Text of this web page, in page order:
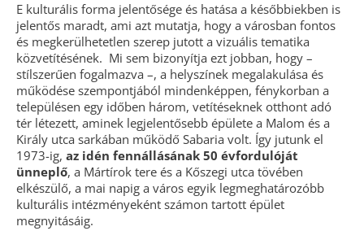
E kulturális forma jelentősége és hatása a későbbiekben is
jelentős maradt, ami azt mutatja, hogy a városban fontos
és megkerülhetetlen szerep jutott a vizuális tematika
közvetítésének. Mi sem bizonyítja ezt jobban, hogy –
stílszerűen fogalmazva –, a helyszínek megalakulása és
működése szempontjából mindenképpen, fénykorban a
településen egy időben három, vetítéseknek otthont adó
tér létezett, aminek legjelentősebb épülete a Malom és a
Király utca sarkában működő Sabaria volt. Így jutunk el
1973-ig, az idén fennállásának 50 évfordulóját
ünneplő, a Mártírok tere és a Kőszegi utca tövében
elkészülő, a mai napig a város egyik legmeghatározóbb
kulturális intézményeként számon tartott épület
megnyitásáig.